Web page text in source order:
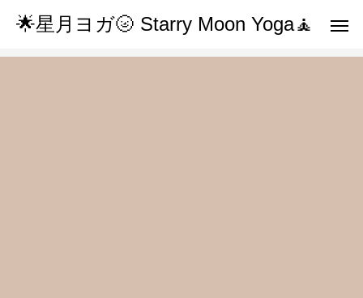
🌟星月ヨガ🌝 Starry Moon Yoga🧘